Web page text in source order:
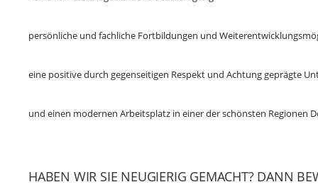
persönliche und fachliche Fortbildungen und
eine positive durch gegenseitigen Respekt und Achtung geprägte
und einen modernen Arbeitsplatz in einer der schönsten Regionen
HABEN WIR SIE NEUGIERIG GEMACHT? DANN